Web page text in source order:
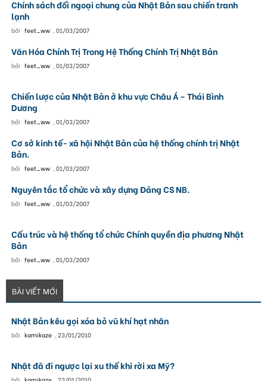
Chính sách đối ngoại chung của Nhật Bản sau chiến tranh
lạnh
bởi feet_ww , 01/03/2007
Văn Hóa Chính Trị Trong Hệ Thống Chính Trị Nhật Bản
bởi feet_ww , 01/03/2007
Chiến lược của Nhật Bản ở khu vực Châu Á – Thái Bình
Dương
bởi feet_ww , 01/03/2007
Cơ sở kinh tế- xã hội Nhật Bản của hệ thống chính trị Nhật
Bản.
bởi feet_ww , 01/03/2007
Nguyên tắc tổ chức và xây dựng Đảng CS NB.
bởi feet_ww , 01/03/2007
Cấu trúc và hệ thống tổ chức Chính quyền địa phương Nhật
Bản
bởi feet_ww , 01/03/2007
BÀI VIẾT MỚI
Nhật Bản kêu gọi xóa bỏ vũ khí hạt nhân
bởi kamikaze , 23/01/2010
Nhật đã đi ngược lại xu thế khi rời xa Mỹ?